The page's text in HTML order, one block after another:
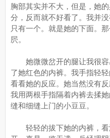
胸部其实并不大，但是，她
分，反而就不好看了。我并
只有一个。就是她的下面。
屄。
她微微岔开的腿让我很容
了她红色的内裤。我手指轻
看看她的反应。她当然没有
我用两根手指隔着内裤去揉
缝和细缝上门的小豆豆。
轻轻的拔下她的内裤，看